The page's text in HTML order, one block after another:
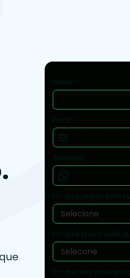
que
Nome*
Email*
Telefone*
Em qual região está
Em qual prova você
Em que ano prestará